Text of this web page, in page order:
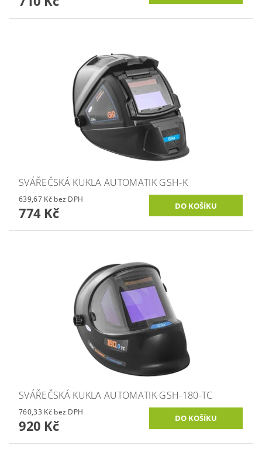
SVÁŘEČSKÁ KUKLA AUTOMATIK GSH-K
639,67 Kč bez DPH
774 Kč
SVÁŘEČSKÁ KUKLA AUTOMATIK GSH-180-TC
760,33 Kč bez DPH
920 Kč